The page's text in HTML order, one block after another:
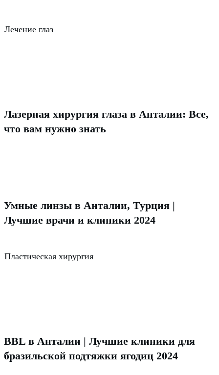
Лечение глаз
Лазерная хирургия глаза в Анталии: Все,
что вам нужно знать
Умные линзы в Анталии, Турция |
Лучшие врачи и клиники 2024
Пластическая хирургия
BBL в Анталии | Лучшие клиники для
бразильской подтяжки ягодиц 2024